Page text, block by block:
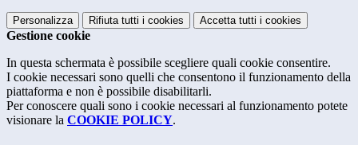
Personalizza Rifiuta tutti i cookies Accetta tutti i cookies
Gestione cookie
In questa schermata è possibile scegliere quali cookie consentire.
I cookie necessari sono quelli che consentono il funzionamento della
piattaforma e non è possibile disabilitarli.
Per conoscere quali sono i cookie necessari al funzionamento potete
visionare la COOKIE POLICY.